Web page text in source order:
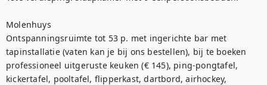
Molenhuys
Ontspanningsruimte tot 53 p. met ingerichte bar met
tapinstallatie (vaten kan je bij ons bestellen), bij te boeken
professioneel uitgeruste keuken (€ 145), ping-pongtafel,
kickertafel, pooltafel, flipperkast, dartbord, airhockey,